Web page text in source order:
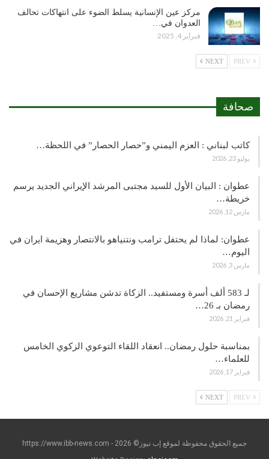
مركز عين الإنسانية يسلط الضوء على انتهاكات تحالف
العدوان في…
فبراير 4, 2025
NEXT
صحافة
كاتب لبناني : العزم اليمني و”حصار الحصار” في اللحظة…
يوليو 23, 2026
عطوان : البيان الأول للسيد مجتبى المرشد الإيراني الجديد يرسم
خريطة…
مارس 12, 2026
عطوان: لماذا لم يحتفل ترامب ونتنياهو بالانتصار وهزيمة ايران في
اليوم…
مارس 3, 2026
لـ 583 ألف أسرة ومستفيد.. الزكاة تدشن مشاريع الإحسان في
رمضان بـ 26…
فبراير 21, 2026
بمناسبة حلول رمضان.. انعقاد اللقاء التوعوي الزكوي الخامس
للعلماء…
فبراير 17, 2026
NEXT
جميع الحقوق محفوظة لموقع إب نيوز© https://www.ibb-news.com - 2026